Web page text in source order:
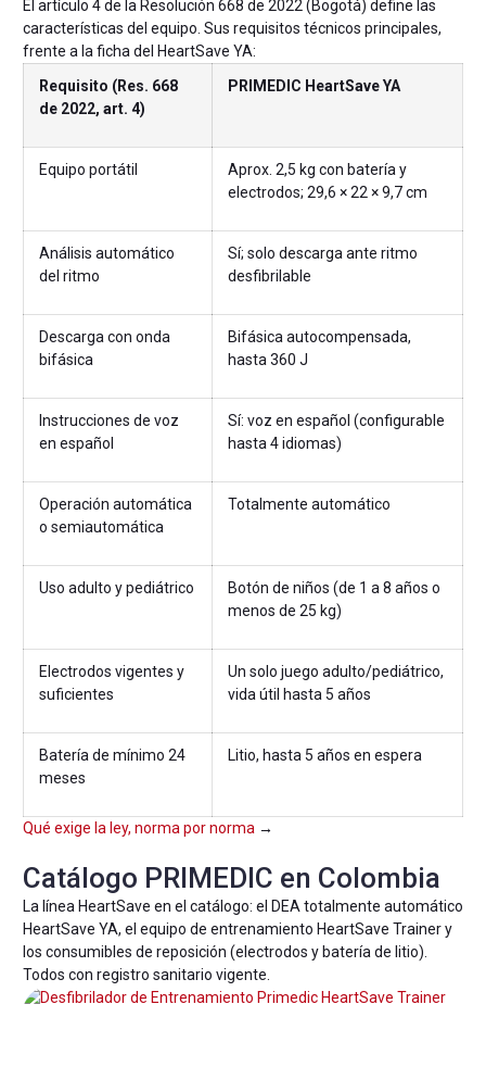
El artículo 4 de la Resolución 668 de 2022 (Bogotá) define las
características del equipo. Sus requisitos técnicos principales,
frente a la ficha del HeartSave YA:
Requisito (Res. 668
de 2022, art. 4)
PRIMEDIC HeartSave YA
Equipo portátil
Aprox. 2,5 kg con batería y
electrodos; 29,6 × 22 × 9,7 cm
Análisis automático
del ritmo
Sí; solo descarga ante ritmo
desfibrilable
Descarga con onda
bifásica
Bifásica autocompensada,
hasta 360 J
Instrucciones de voz
en español
Sí: voz en español (configurable
hasta 4 idiomas)
Operación automática
o semiautomática
Totalmente automático
Uso adulto y pediátrico
Botón de niños (de 1 a 8 años o
menos de 25 kg)
Electrodos vigentes y
suficientes
Un solo juego adulto/pediátrico,
vida útil hasta 5 años
Batería de mínimo 24
meses
Litio, hasta 5 años en espera
Qué exige la ley, norma por norma →
Catálogo PRIMEDIC en Colombia
La línea HeartSave en el catálogo: el DEA totalmente automático
HeartSave YA, el equipo de entrenamiento HeartSave Trainer y
los consumibles de reposición (electrodos y batería de litio).
Todos con registro sanitario vigente.